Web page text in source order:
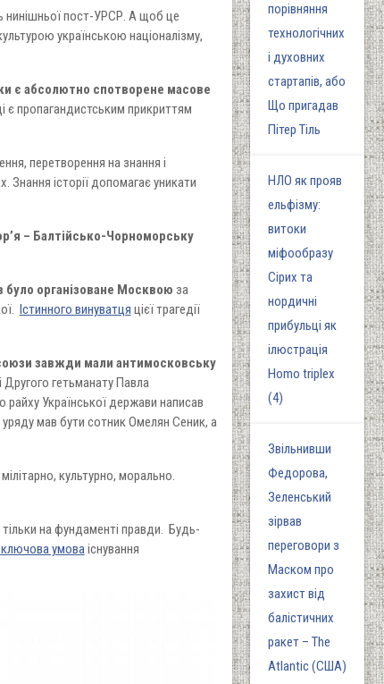
нинішньої пост-УРСР. А щоб це
українською націоналізму,
є абсолютно спотворене масове
є пропагандистським прикриттям
перетворення на знання і
Знання історії допомагає уникати
– Балтійсько-Чорноморську
було організоване Москвою за
Істинного винуватця цієї трагедії
завжди мали антимосковську
Другого гетьманату Павла
райху Української держави написав
мав бути сотник Омелян Сеник, а
культурно, морально.
на фундаменті правди. Будь-
умоваіснування
порівняння
технологічних
і духовних
стартапів, або
Що пригадав
Пітер Тіль
НЛО як прояв
ельфізму:
витоки
міфообразу
Сірих та
нордичні
прибульці як
ілюстрація
Homo triplex
(4)
Звільнивши
Федорова,
Зеленський
зірвав
переговори з
Маском про
захист від
балістичних
ракет – The
Atlantic (США)